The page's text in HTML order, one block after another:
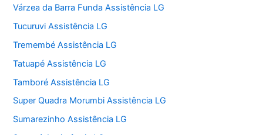
Várzea da Barra Funda Assistência LG
Tucuruvi Assistência LG
Tremembé Assistência LG
Tatuapé Assistência LG
Tamboré Assistência LG
Super Quadra Morumbi Assistência LG
Sumarezinho Assistência LG